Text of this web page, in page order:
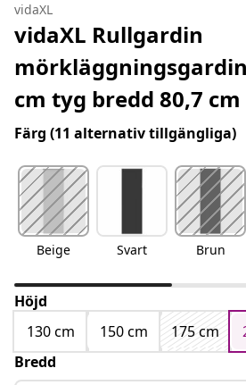
vidaXL
vidaXL Rullgardin
cm tyg bredd 80,7 cm
Färg (11 alternativ tillgängliga)
Beige Svart Brun
Höjd
130 cm
150 cm 175 cm
Bredd